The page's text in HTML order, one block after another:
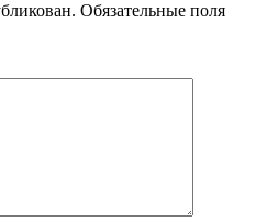
Обязательные поля